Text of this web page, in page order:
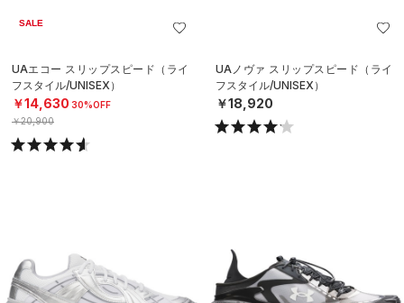
SALE
UAエコー スリップスピード（ライ
フスタイル/UNISEX）
￥14,630 30%OFF
￥20,900
UAノヴァ スリップスピード（ライ
フスタイル/UNISEX）
￥18,920